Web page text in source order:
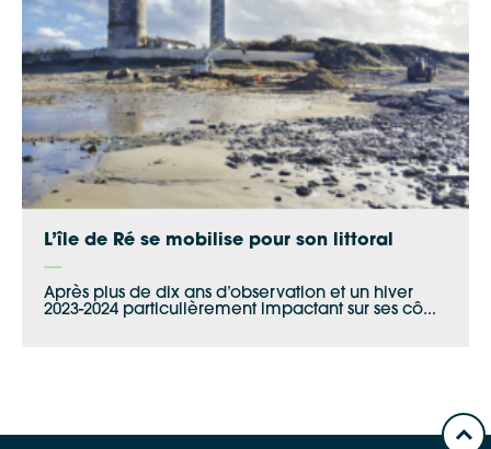
L’île de Ré se mobilise pour son littoral
Après plus de dix ans d’observation et un hiver
2023-2024 particulièrement impactant sur ses cô...